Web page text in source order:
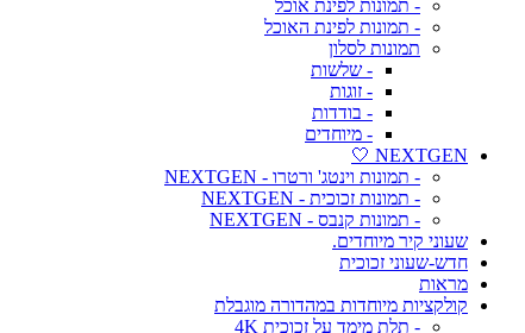
- תמונות לפינת אוכל
- תמונות לפינת האוכל
תמונות לסלון
- שלשות
- זוגות
- בודדות
- מיוחדים
NEXTGEN 🤍
- תמונות וינטג' ורטרו - NEXTGEN
- תמונות זכוכית - NEXTGEN
- תמונות קנבס - NEXTGEN
שעוני קיר מיוחדים.
חדש-שעוני זכוכית
מראות
קולקציות מיוחדות במהדורה מוגבלת
- תלת מימד על זכוכית 4K